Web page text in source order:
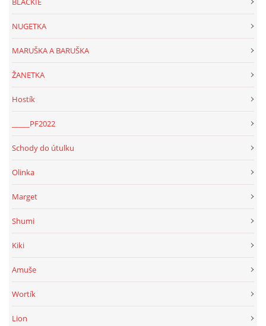
NUGETKA
MARUŠKA A BARUŠKA
ŽANETKA
Hostík
_____PF2022
Schody do útulku
Olinka
Marget
Shumi
Kiki
Amuše
Wortík
Lion